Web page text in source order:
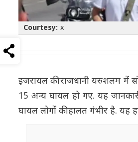
Courtesy: x
इजरायल की राजधानी यरुशलम में
15 अन्य घायल हो गए. यह
घायल लोगों की हालत गंभीर है. यह